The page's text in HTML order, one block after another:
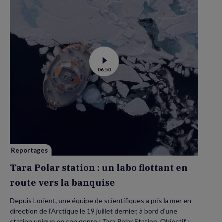
Voir
la
vidéo
de
Tara
Polar
station
:
la
06:50
Reportages
Tara Polar station : un labo flottant en
route vers la banquise
Depuis Lorient, une équipe de scientifiques a pris la mer en
direction de l’Arctique le 19 juillet dernier, à bord d’une